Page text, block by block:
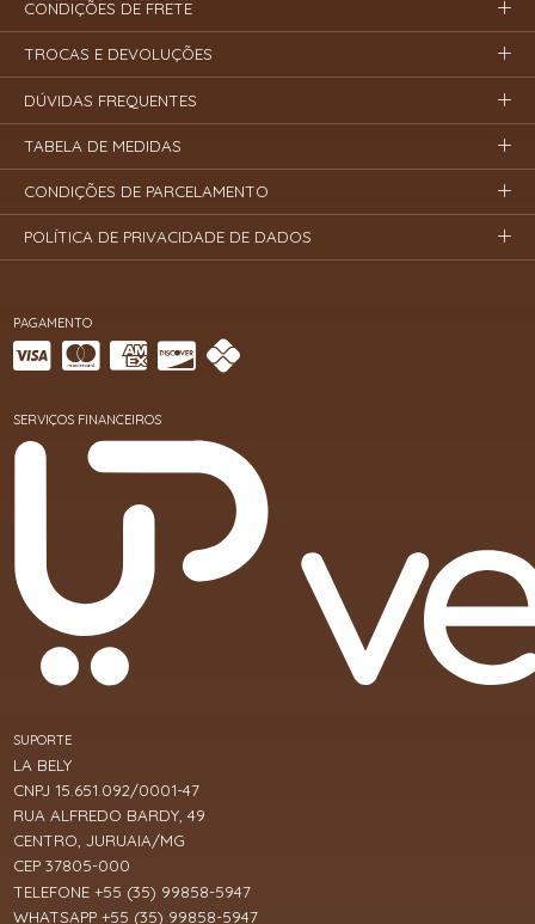
PAGAMENTO
SERVIÇOS FINANCEIROS
SUPORTE
LA BELY
CNPJ 15.651.092/0001-47
RUA ALFREDO BARDY, 49
CENTRO, JURUAIA/MG
CEP 37805-000
TELEFONE +55 (35) 99858-5947
WHATSAPP +55 (35) 99858-5947
CONDIÇÕES DE FRETE
TROCAS E DEVOLUÇÕES
DÚVIDAS FREQUENTES
TABELA DE MEDIDAS
CONDIÇÕES DE PARCELAMENTO
POLÍTICA DE PRIVACIDADE DE DADOS